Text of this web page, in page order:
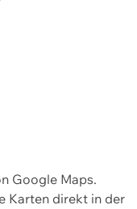
Google Maps.
Karten direkt in der